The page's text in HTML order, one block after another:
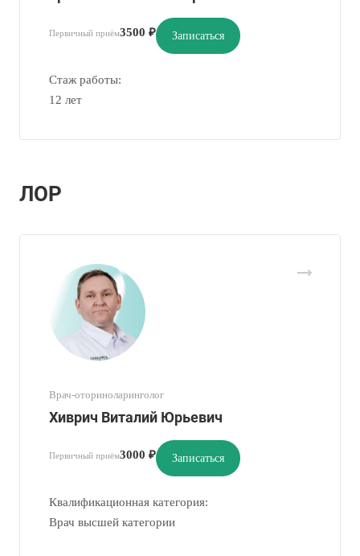
Первичный приём3500 ₽ Записаться
Стаж работы:
12 лет
ЛОР
Врач-оториноларинголог
Хиврич Виталий Юрьевич
Первичный приём3000 ₽ Записаться
Квалификационная категория:
Врач высшей категории